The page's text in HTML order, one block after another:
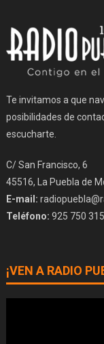
Te invitamos a que
posibilidades de
escucharte.
C/ San Francisco, 6
45516, La Puebla de
E-mail:
Teléfono: 925 750 315
¡VEN A RADIO